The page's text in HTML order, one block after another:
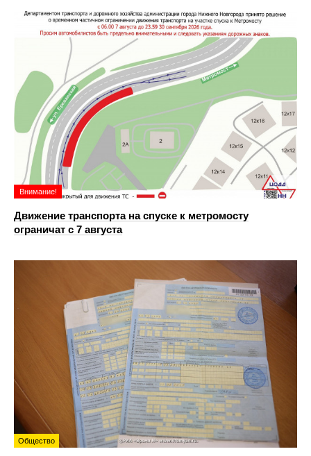
Внимание!
Движение транспорта на спуске к метромосту
ограничат с 7 августа
Общество